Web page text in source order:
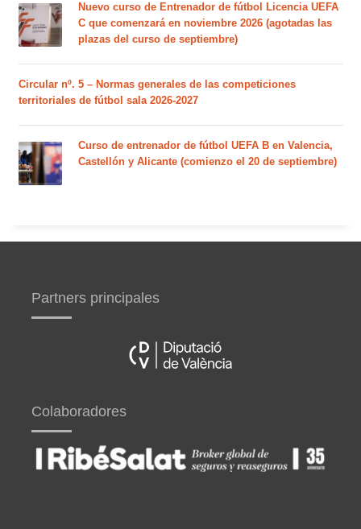
Nuevo curso de Entrenador de fútbol Licencia UEFA
C que comenzará en noviembre 2026 (agotadas las
plazas del curso de septiembre)
Circular nº. 5 – Normas generales de las competiciones
territoriales de fútbol sala 2026-2027
Curso de entrenador de fútbol UEFA B en Valencia,
Castellón y Alicante (comienzo el 20 de septiembre)
Partners principales
Colaboradores